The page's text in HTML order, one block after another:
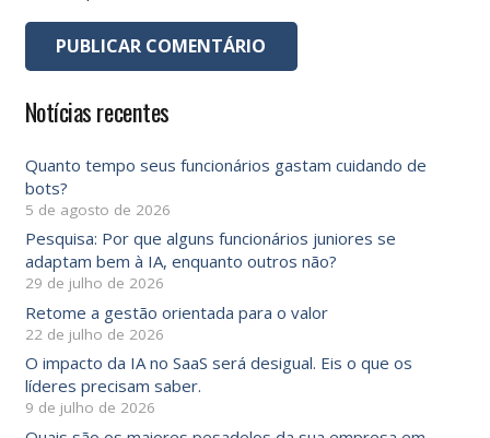
PUBLICAR COMENTÁRIO
Notícias recentes
Quanto tempo seus funcionários gastam cuidando de
bots?
5 de agosto de 2026
Pesquisa: Por que alguns funcionários juniores se
adaptam bem à IA, enquanto outros não?
29 de julho de 2026
Retome a gestão orientada para o valor
22 de julho de 2026
O impacto da IA ​​no SaaS será desigual. Eis o que os
líderes precisam saber.
9 de julho de 2026